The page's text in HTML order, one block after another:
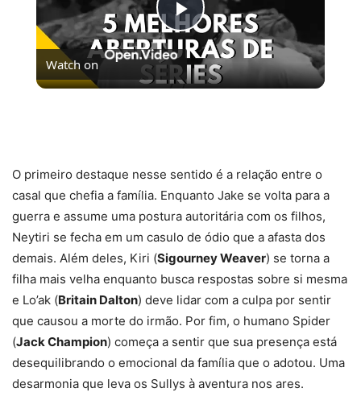
Play
Video
Watch on
O primeiro destaque nesse sentido é a relação entre o
casal que chefia a família. Enquanto Jake se volta para a
guerra e assume uma postura autoritária com os filhos,
Neytiri se fecha em um casulo de ódio que a afasta dos
demais. Além deles, Kiri (Sigourney Weaver) se torna a
filha mais velha enquanto busca respostas sobre si mesma
e Lo’ak (Britain Dalton) deve lidar com a culpa por sentir
que causou a morte do irmão. Por fim, o humano Spider
(Jack Champion) começa a sentir que sua presença está
desequilibrando o emocional da família que o adotou. Uma
desarmonia que leva os Sullys à aventura nos ares.